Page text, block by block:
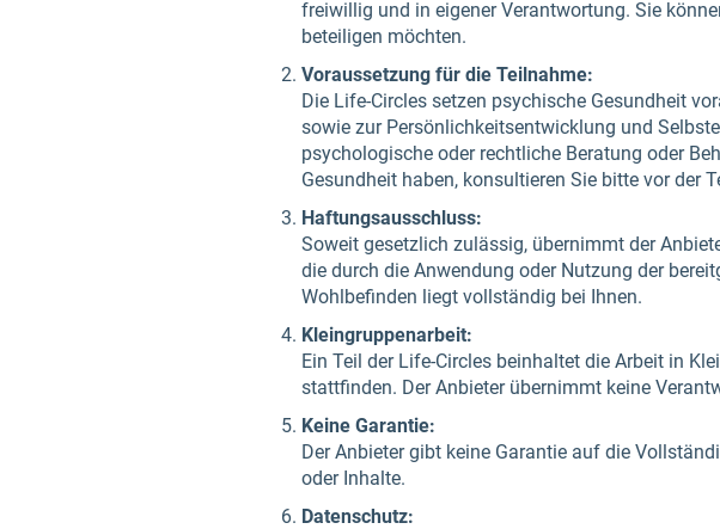
freiwillig und in eigener Verantwortung. Sie
beteiligen möchten.
Voraussetzung für die Teilnahme:
Die Life-Circles setzen psychische Gesundheit
sowie zur Persönlichkeitsentwicklung und
psychologische oder rechtliche Beratung oder
Gesundheit haben, konsultieren Sie bitte vor der
Haftungsausschluss:
Soweit gesetzlich zulässig, übernimmt der
die durch die Anwendung oder Nutzung der
Wohlbefinden liegt vollständig bei Ihnen.
Kleingruppenarbeit:
Ein Teil der Life-Circles beinhaltet die Arbeit in
stattfinden. Der Anbieter übernimmt keine
Keine Garantie:
Der Anbieter gibt keine Garantie auf die
oder Inhalte.
Datenschutz: